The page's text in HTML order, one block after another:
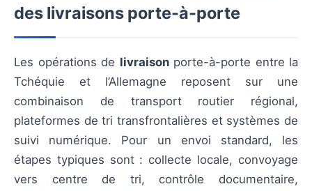
des livraisons porte-à-porte
Les opérations de livraisonporte-à-porte entre la
Tchéquie et l’Allemagne reposent sur une
combinaison de transport routier régional,
plateformes de tri transfrontalières et systèmes de
suivi numérique. Pour un envoi standard, les
étapes typiques sont : collecte locale, convoyage
vers centre de tri, contrôle documentaire,